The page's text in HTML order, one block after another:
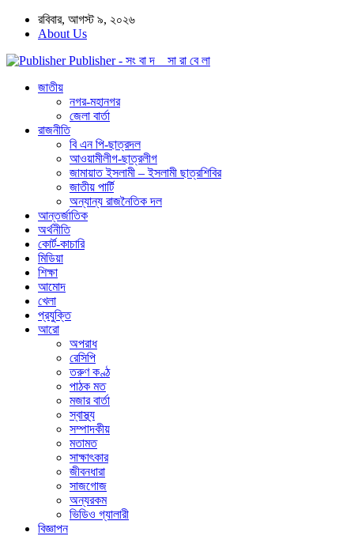
রবিবার, আগস্ট ৯, ২০২৬
About Us
Publisher - সং বা দ সা রা বে লা
জাতীয়
নগর-মহানগর
জেলা বার্তা
রাজনীতি
বি এন পি-ছাত্রদল
আওয়ামীলীগ-ছাত্রলীগ
জামায়াত ইসলামী – ইসলামী ছাত্রশিবির
জাতীয় পার্টি
অন্যান্য রাজনৈতিক দল
আন্তর্জাতিক
অর্থনীতি
কোর্ট-কাচারি
মিডিয়া
শিক্ষা
আমোদ
খেলা
প্রযুক্তি
আরো
অপরাধ
রেসিপি
তরুণ কণ্ঠ
পাঠক মত
মজার বার্তা
স্বাস্থ্য
সম্পাদকীয়
মতামত
সাক্ষাৎকার
জীবনধারা
সাজগোজ
অন্যরকম
ভিডিও গ্যালারী
বিজ্ঞাপন